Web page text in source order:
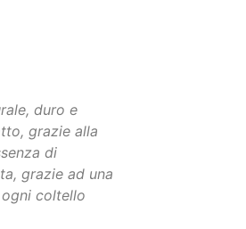
duro e
grazie alla
di
grazie ad una
coltello